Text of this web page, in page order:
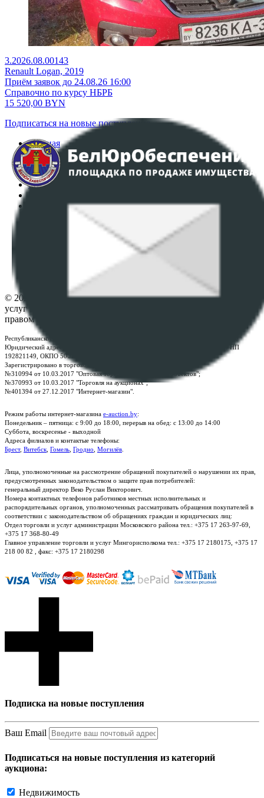
3.2026.08.00143
Renault Logan, 2019
Приём заявок до 24.08.26 16:00
Справочно по курсу НБРБ
15 520,00 BYN
Подписаться на новые поступления
Главная
Аукционы
Интернет-магазин
Регламент организации и проведения торгов
Политика в отношении обработки персональных
ПОЛОЖЕНИЕ О ПОЛИТИКЕ ОБРАБОТКИ COOKIE-
Настройки cookie-файлов
© 2026 Республиканское унитарное предприятие по оказанию
услуг "БелЮрОбеспечение" - Все права защищены авторским
правом
Республиканское унитарное предприятие по оказанию услуг "БелЮрОбеспечение"
Юридический адрес: г. Минск, пр-т. Дзержинского, 1Б, e-mail:
, УНП
192821149, ОКПО 500111895000
Зарегистрировано в торговом реестре Республики Беларусь:
№310994 от 10.03.2017 "Оптовая торговля без торговых объектов";
№370993 от 10.03.2017 "Торговля на аукционах";
№401394 от 27.12.2017 "Интернет-магазин".
Режим работы интернет-магазина e-auction.by:
Понедельник – пятница: с 9:00 до 18:00, перерыв на обед: с 13:00 до 14:00
Суббота, воскресенье - выходной
Адреса филиалов и контактые телефоны:
Брест, Витебск Гомель Гродно Могилёв
Лица, уполномоченные на рассмотрение обращений покупателей о нарушении их прав,
предусмотренных законодательством о защите прав потребителей:
генеральный директор Веко Руслан Викторович.
Номера контактных телефонов работников местных исполнительных и
распорядительных органов, уполномоченных рассматривать обращения покупателей в
соответствии с законодательством об обращениях граждан и юридических лиц:
Отдел торговли и услуг администрации Московского района тел.: +375 17 263-97-69,
+375 17 368-80-49
Главное управление торговли и услуг Мингорисполкома тел.: +375 17 2180175, +375 17
218 00 82 , факс: +375 17 2180298
Подписка на новые поступления
Ваш Email
Подписаться на новые поступления из категорий
аукциона:
Недвижимость